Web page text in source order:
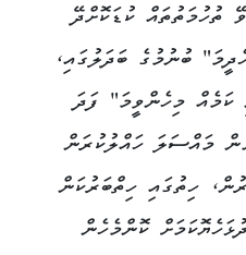
ތުހުމަތުތައް ކުޑަކޮށްދޭ
ބުނުމުގެ ބަދަލުގައި،
މިހެންވީމަ" ފަދަ
މައްސަލަ ހައްލުކުރަން
ހިތުގައި ހިތްބަރުކަން
ކޮންމެހެން